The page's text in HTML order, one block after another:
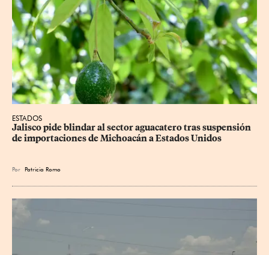
ESTADOS
Jalisco pide blindar al sector aguacatero tras suspensión
de importaciones de Michoacán a Estados Unidos
Por Patricia Romo